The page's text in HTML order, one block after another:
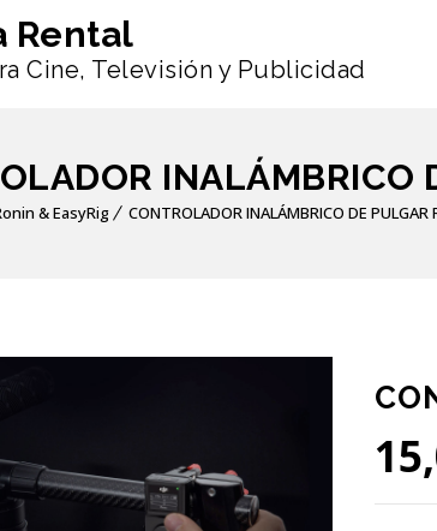
Rental
Cine, Televisión y Publicidad
INALÁMBRICO
& EasyRig CONTROLADOR INALÁMBRICO DE PULGAR